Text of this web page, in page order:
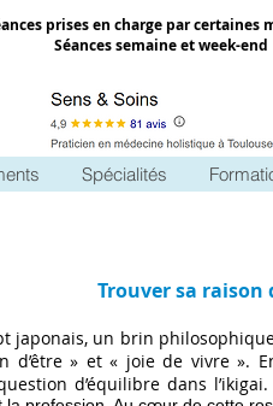
prises en charge par certaines
Séances semaine et week-end
Spécialités
Trouver sa raison
japonais, un brin
d’être » et « joie de vivre ».
d’équilibre dans